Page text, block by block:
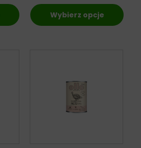
Wybierz opcje